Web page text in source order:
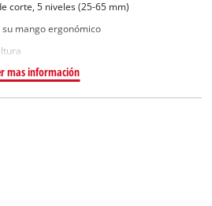
corte, 5 niveles (25-65 mm)
mango ergonómico
mas información